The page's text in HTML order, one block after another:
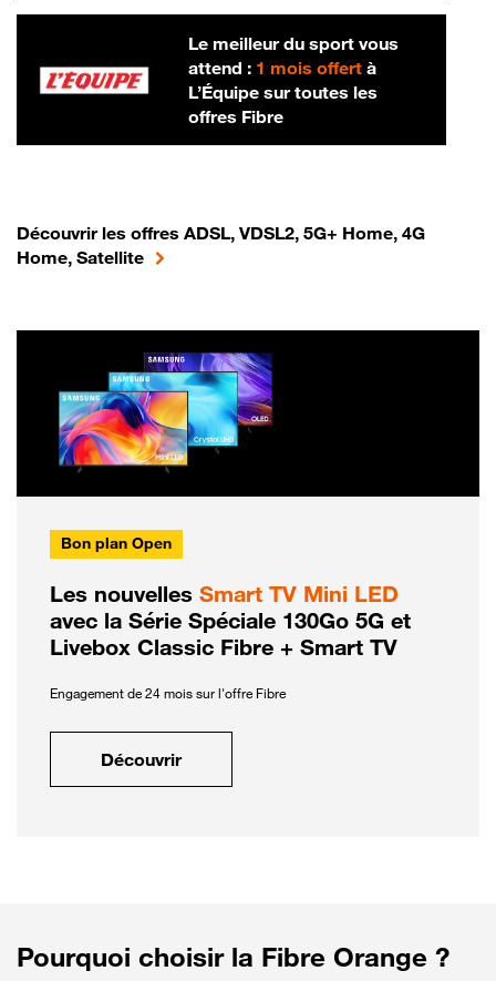
Le meilleur du sport vous
attend : 1 mois offertà
L’Équipe sur toutes les
offres Fibre
Découvrir les offres ADSL, VDSL2, 5G+ Home, 4G
Home, Satellite
Bon plan Open
Les nouvelles Smart TV Mini LED
avec la Série Spéciale 130Go 5G et
Livebox Classic Fibre + Smart TV
Engagement de 24 mois sur l'offre Fibre
Découvrir
Pourquoi choisir la Fibre Orange ?